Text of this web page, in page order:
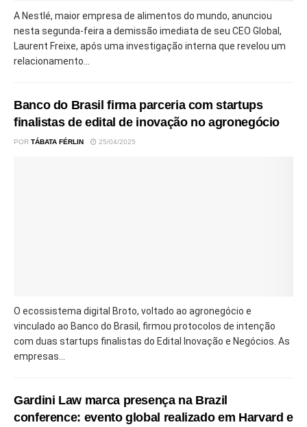
A Nestlé, maior empresa de alimentos do mundo, anunciou
nesta segunda-feira a demissão imediata de seu CEO Global,
Laurent Freixe, após uma investigação interna que revelou um
relacionamento...
Banco do Brasil firma parceria com startups
finalistas de edital de inovação no agronegócio
POR TÁBATA FÉRLIN 25/04/2025
O ecossistema digital Broto, voltado ao agronegócio e
vinculado ao Banco do Brasil, firmou protocolos de intenção
com duas startups finalistas do Edital Inovação e Negócios. As
empresas...
Gardini Law marca presença na Brazil
conference: evento global realizado em Harvard e